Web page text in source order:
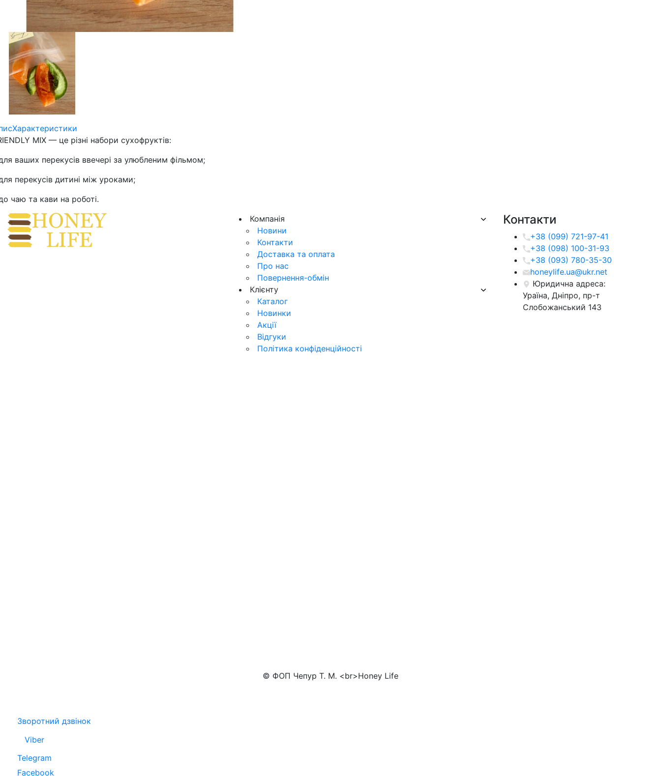
Характеристики
MIX — це різні набори сухофруктів:
ваших перекусів ввечері за улюбленим фільмом;
перекусів дитині між уроками;
чаю та кави на роботі.
Компанія
Новини
Контакти
Доставка та оплата
Про нас
Повернення-обмін
Клієнту
Каталог
Новинки
Акції
Відгуки
Політика конфіденційності
Контакти
+38 (099) 721-97-41
+38 (098) 100-31-93
+38 (093) 780-35-30
honeylife.ua@ukr.net
Юридична адреса:
Ураїна, Дніпро, пр-т
Слобожанський 143
© ФОП Чепур Т. М. <br>Honey Life
Зворотний дзвінок
Viber
Telegram
Facebook